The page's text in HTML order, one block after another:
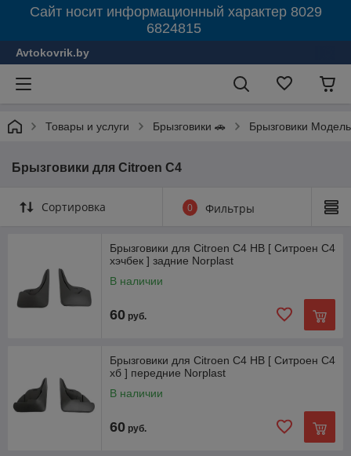
Сайт носит информационный характер 8029
6824815
Avtokovrik.by
Товары и услуги Брызговики 🚗 Брызговики
Брызговики для Citroen C4
Сортировка 0 Фильтры
Брызговики для Citroen C4 HB [ Ситроен С4
хэчбек ] задние Norplast
В наличии
60 руб.
Брызговики для Citroen C4 HB [ Ситроен С4
хб ] передние Norplast
В наличии
60 руб.